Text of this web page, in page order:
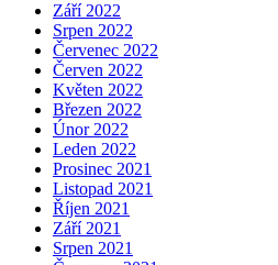
Září 2022
Srpen 2022
Červenec 2022
Červen 2022
Květen 2022
Březen 2022
Únor 2022
Leden 2022
Prosinec 2021
Listopad 2021
Říjen 2021
Září 2021
Srpen 2021